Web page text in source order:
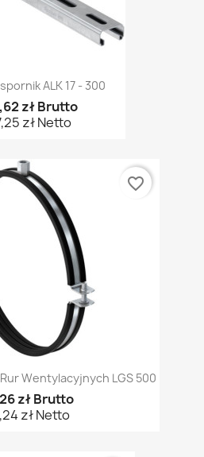
ALK 17 - 300
zł Brutto
zł Netto
Wentylacyjnych LGS 500
zł Brutto
zł Netto
favorite_border